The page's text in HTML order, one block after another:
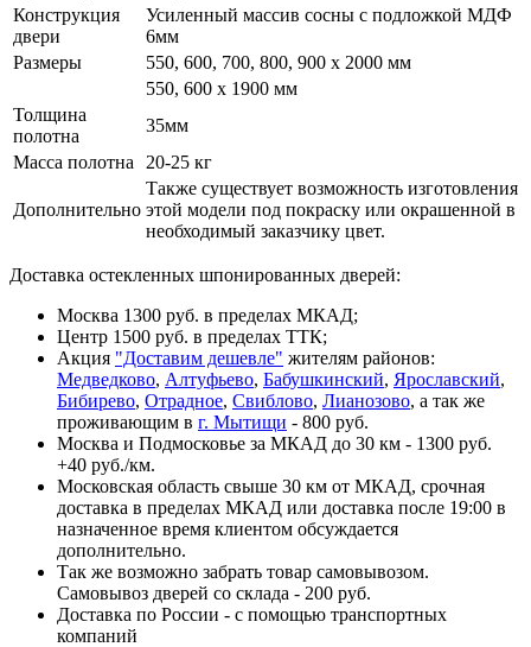
Конструкция
двери
Усиленный массив сосны с подложкой МДФ
6мм
Размеры
550, 600, 700, 800, 900 x 2000 мм
550, 600 х 1900 мм
Толщина
полотна
35мм
Масса полотна
20-25 кг
Дополнительно
Также существует возможность изготовления
этой модели под покраску или окрашенной в
необходимый заказчику цвет.
Доставка остекленных шпонированных дверей:
Москва 1300 руб. в пределах МКАД;
Центр 1500 руб. в пределах ТТК;
Акция "Доставим дешевле" жителям районов:
Медведково, Алтуфьево, Бабушкинский, Ярославский,
Бибирево, Отрадное, Свиблово, Лианозово, а так же
проживающим в г. Мытищи - 800 руб.
Москва и Подмосковье за МКАД до 30 км - 1300 руб.
+40 руб./км.
Московская область свыше 30 км от МКАД, срочная
доставка в пределах МКАД или доставка после 19:00 в
назначенное время клиентом обсуждается
дополнительно.
Так же возможно забрать товар самовывозом.
Самовывоз дверей со склада - 200 руб.
Доставка по России - с помощью транспортных
компаний